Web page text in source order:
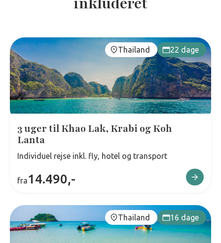
Thailand 22 dage
3 uger til Khao Lak, Krabi og Koh
Lanta
Individuel rejse inkl. fly, hotel og transport
fra14.490,-
Thailand 16 dage